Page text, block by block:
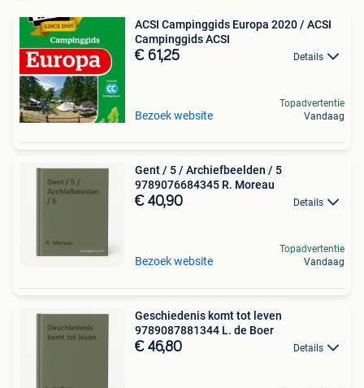
ACSI Campinggids Europa 2020 / ACSI
Campinggids ACSI
€ 61,25 Details
Bezoek website
Topadvertentie
Vandaag
Gent / 5 / Archiefbeelden / 5
9789076684345 R. Moreau
€ 40,90 Details
Bezoek website
Topadvertentie
Vandaag
Geschiedenis komt tot leven
9789087881344 L. de Boer
€ 46,80 Details